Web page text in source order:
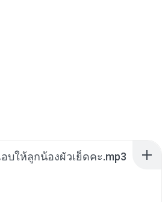
อบให้ลูกน้องผัวเย็ดคะ.mp3